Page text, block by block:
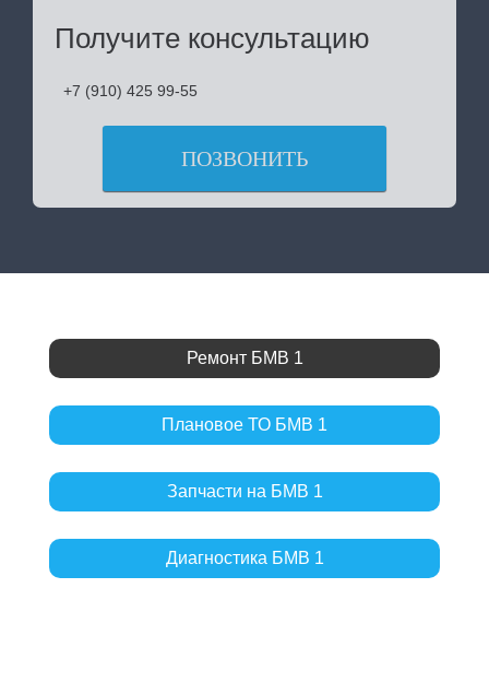
Получите консультацию
+7 (910) 425 99-55
ПОЗВОНИТЬ
Ремонт БМВ 1
Плановое ТО БМВ 1
Запчасти на БМВ 1
Диагностика БМВ 1